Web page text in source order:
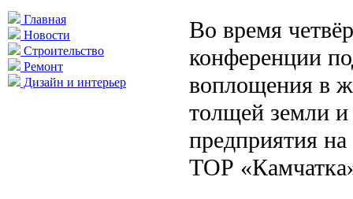
Главная
Новости
Строительство
Ремонт
Дизайн и интерьер
Во время
конференции
воплощения в
толщей земли и
предприятия
ТОР